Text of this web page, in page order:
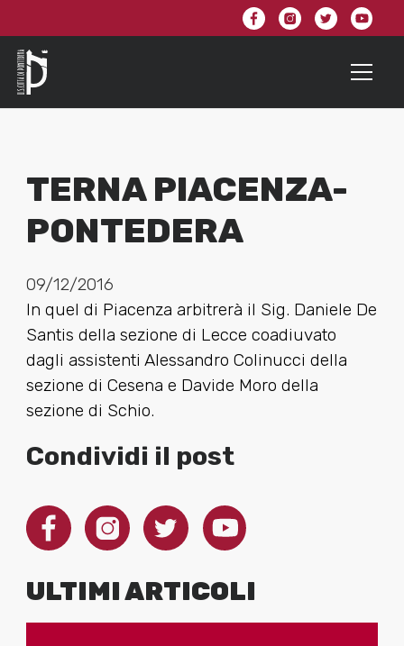
TERNA PIACENZA-
PONTEDERA
09/12/2016
In quel di Piacenza arbitrerà il Sig. Daniele De
Santis della sezione di Lecce coadiuvato
dagli assistenti Alessandro Colinucci della
sezione di Cesena e Davide Moro della
sezione di Schio.
Condividi il post
ULTIMI ARTICOLI